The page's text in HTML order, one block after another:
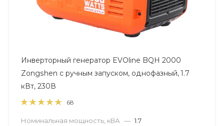
Инверторный генератор EVOline BQH 2000
Zongshen с ручным запуском, однофазный, 1.7
кВт, 230В
68
Номинальная мощность, кВА — 1.7